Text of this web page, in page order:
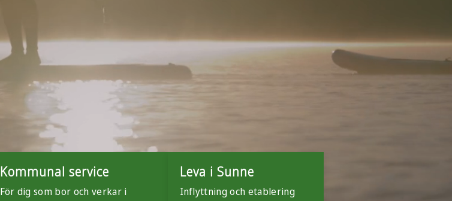
Kommunal service
För dig som bor och verkar i
Leva i Sunne
Inflyttning och etablering